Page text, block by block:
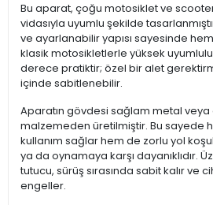
Bu aparat, çoğu motosiklet ve
vidasıyla uyumlu şekilde
ve ayarlanabilir yapısı sayesinde
klasik motosikletlerle yüksek
derece pratiktir; özel bir alet
içinde sabitlenebilir.
Aparatın gövdesi sağlam metal veya
malzemeden üretilmiştir. Bu sayede
kullanım sağlar hem de zorlu yol
ya da oynamaya karşı dayanıklıdır.
tutucu, sürüş sırasında sabit kalır ve
engeller.